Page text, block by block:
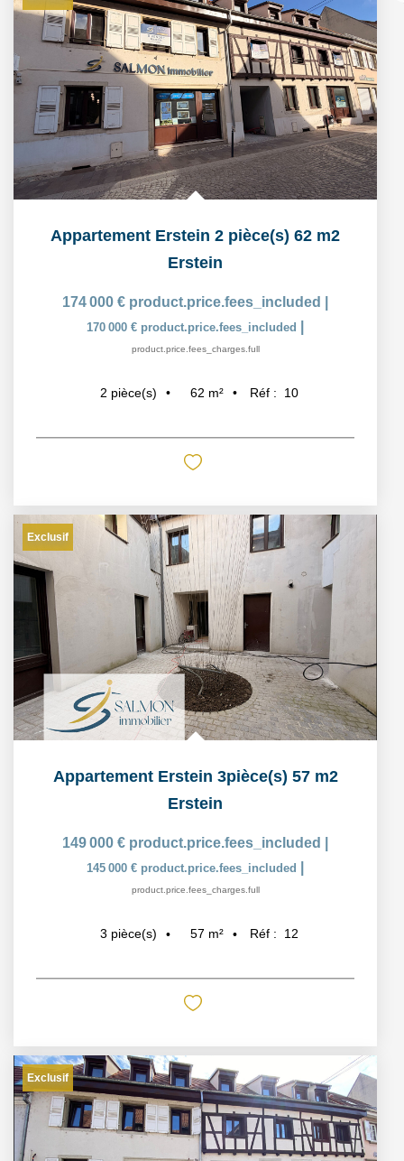
Appartement Erstein 2 pièce(s) 62 m2
Erstein
174 000 € product.price.fees_included
170 000 € product.price.fees_included
product.price.fees_charges.full
2 pièce(s) 62 m² Réf : 10
Exclusif
Appartement Erstein 3pièce(s) 57 m2
Erstein
149 000 € product.price.fees_included
145 000 € product.price.fees_included
product.price.fees_charges.full
3 pièce(s) 57 m² Réf : 12
Exclusif